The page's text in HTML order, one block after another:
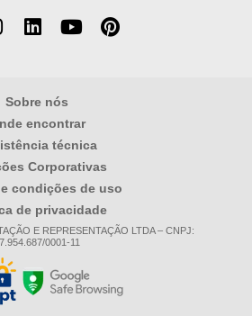
Sobre nós
encontrar
técnica
Corporativas
condições de uso
de privacidade
E REPRESENTAÇÃO LTDA – CNPJ:
0001-11